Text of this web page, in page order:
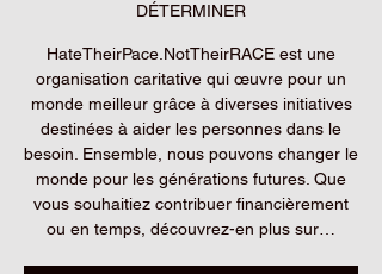
DÉTERMINER
HateTheirPace.NotTheirRACE est une
organisation caritative qui œuvre pour un
monde meilleur grâce à diverses initiatives
destinées à aider les personnes dans le
besoin. Ensemble, nous pouvons changer le
monde pour les générations futures. Que
vous souhaitiez contribuer financièrement
ou en temps, découvrez-en plus sur…